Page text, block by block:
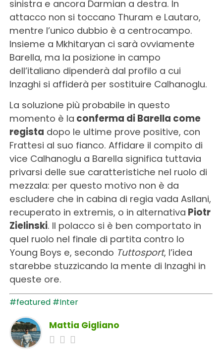
sinistra e ancora Darmian a destra. In
attacco non si toccano Thuram e Lautaro,
mentre l’unico dubbio è a centrocampo.
Insieme a Mkhitaryan ci sarà ovviamente
Barella, ma la posizione in campo
dell’italiano dipenderà dal profilo a cui
Inzaghi si affiderà per sostituire Calhanoglu.
La soluzione più probabile in questo
momento è la conferma di Barella come
regista dopo le ultime prove positive, con
Frattesi al suo fianco. Affidare il compito di
vice Calhanoglu a Barella significa tuttavia
privarsi delle sue caratteristiche nel ruolo di
mezzala: per questo motivo non è da
escludere che in cabina di regia vada Asllani,
recuperato in extremis, o in alternativa Piotr
Zielinski. Il polacco si è ben comportato in
quel ruolo nel finale di partita contro lo
Young Boys e, secondo Tuttosport, l’idea
starebbe stuzzicando la mente di Inzaghi in
queste ore.
#featured #Inter
Mattia Gigliano